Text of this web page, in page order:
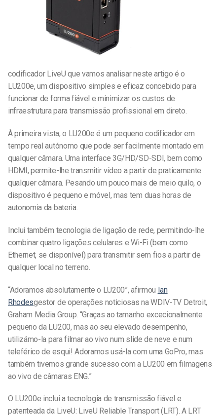
codificador LiveU que vamos analisar neste artigo é o
LU200e, um dispositivo simples e eficaz concebido para
funcionar de forma fiável e minimizar os custos de
infraestrutura para transmissão profissional em direto.
À primeira vista, o LU200e é um pequeno codificador em
tempo real autónomo que pode ser facilmente montado em
qualquer câmara. Uma interface 3G/HD/SD-SDI, bem como
HDMI, permite-lhe transmitir vídeo a partir de praticamente
qualquer câmara. Pesando um pouco mais de meio quilo, o
dispositivo é pequeno e móvel, mas tem duas horas de
autonomia da bateria.
Inclui também tecnologia de ligação de rede, permitindo-lhe
combinar quatro ligações celulares e Wi-Fi (bem como
Ethernet, se disponível) para transmitir sem fios a partir de
qualquer local no terreno.
“Adoramos absolutamente o LU200”, afirmou Ian
Rhodesgestor de operações noticiosas na WDIV-TV Detroit,
Graham Media Group. “Graças ao tamanho excecionalmente
pequeno da LU200, mas ao seu elevado desempenho,
utilizámo-la para filmar ao vivo num slide de neve e num
teleférico de esqui! Adoramos usá-la com uma GoPro, mas
também tivemos grande sucesso com a LU200 em filmagens
ao vivo de câmaras ENG.”
O LU200e inclui a tecnologia de transmissão fiável e
patenteada da LiveU: LiveU Reliable Transport (LRT). A LRT